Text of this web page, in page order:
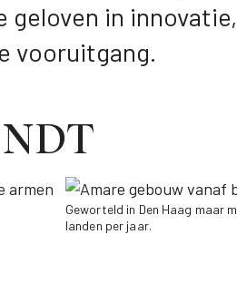
geloven in
vooruitgang.
Geworteld in Den Haag maar
landen per jaar.